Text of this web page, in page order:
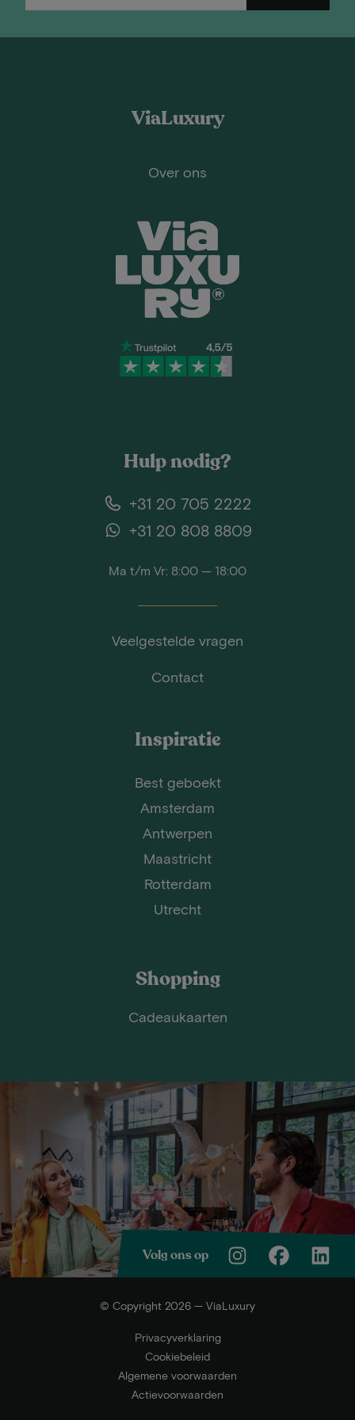
ViaLuxury
Over ons
Hulp nodig?
+31 20 705 2222
+31 20 808 8809
Ma t/m Vr: 8:00 — 18:00
Veelgestelde vragen
Contact
Inspiratie
Best geboekt
Amsterdam
Antwerpen
Maastricht
Rotterdam
Utrecht
Shopping
Cadeaukaarten
Volg ons op
© Copyright 2026 — ViaLuxury
Privacyverklaring
Cookiebeleid
Algemene voorwaarden
Actievoorwaarden